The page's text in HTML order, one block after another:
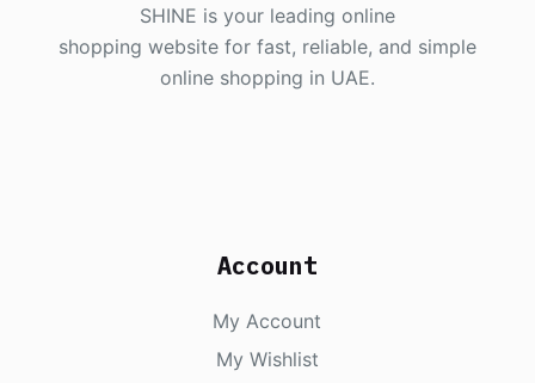
SHINE is your leading online
shopping website for fast, reliable, and simple
online shopping in UAE.
Account
My Account
My Wishlist